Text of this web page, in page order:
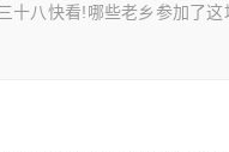
十八快看!哪些老乡参加了